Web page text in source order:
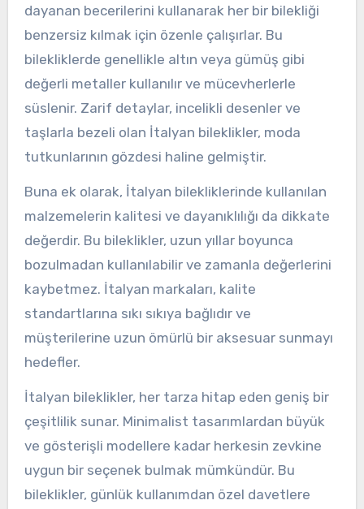
dayanan becerilerini kullanarak her bir bilekliği
benzersiz kılmak için özenle çalışırlar. Bu
bilekliklerde genellikle altın veya gümüş gibi
değerli metaller kullanılır ve mücevherlerle
süslenir. Zarif detaylar, incelikli desenler ve
taşlarla bezeli olan İtalyan bileklikler, moda
tutkunlarının gözdesi haline gelmiştir.
Buna ek olarak, İtalyan bilekliklerinde kullanılan
malzemelerin kalitesi ve dayanıklılığı da dikkate
değerdir. Bu bileklikler, uzun yıllar boyunca
bozulmadan kullanılabilir ve zamanla değerlerini
kaybetmez. İtalyan markaları, kalite
standartlarına sıkı sıkıya bağlıdır ve
müşterilerine uzun ömürlü bir aksesuar sunmayı
hedefler.
İtalyan bileklikler, her tarza hitap eden geniş bir
çeşitlilik sunar. Minimalist tasarımlardan büyük
ve gösterişli modellere kadar herkesin zevkine
uygun bir seçenek bulmak mümkündür. Bu
bileklikler, günlük kullanımdan özel davetlere